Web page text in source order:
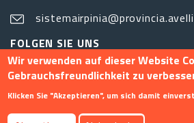
FOLGEN SIE UNS
Wir verwenden auf dieser Website
Gebrauchsfreundlichkeit zu
Klicken Sie "Akzeptieren", um sich damit